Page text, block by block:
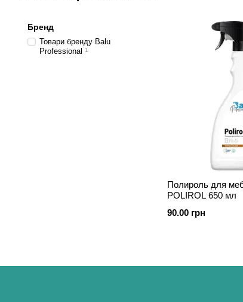
Полироль для
POLIROL 650 мл
90.00 грн
Бренд
Товари бренду Balu
Professional
1